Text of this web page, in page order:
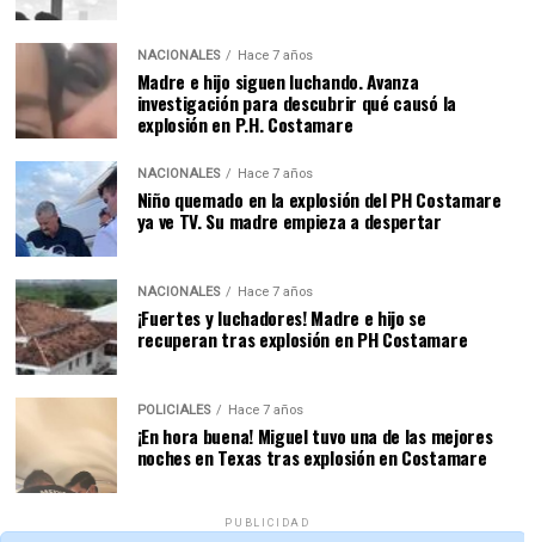
NACIONALES Hace 7 años
Madre e hijo siguen luchando. Avanza
investigación para descubrir qué causó la
explosión en P.H. Costamare
NACIONALES Hace 7 años
Niño quemado en la explosión del PH Costamare
ya ve TV. Su madre empieza a despertar
NACIONALES Hace 7 años
¡Fuertes y luchadores! Madre e hijo se
recuperan tras explosión en PH Costamare
POLICIALES Hace 7 años
¡En hora buena! Miguel tuvo una de las mejores
noches en Texas tras explosión en Costamare
PUBLICIDAD